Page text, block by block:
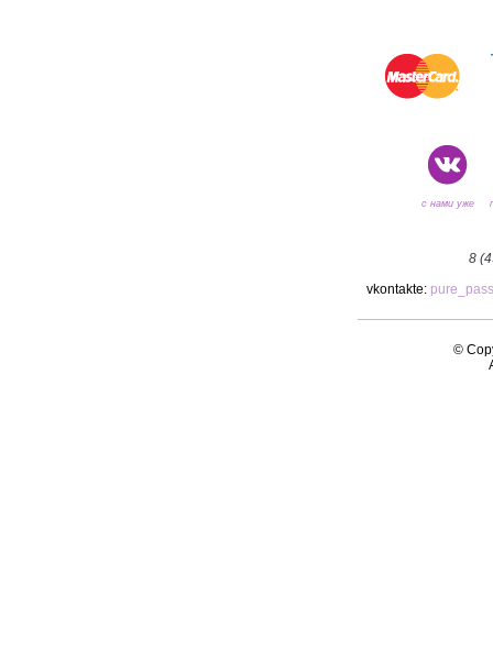
с нами уже
8
vkontakte:
©